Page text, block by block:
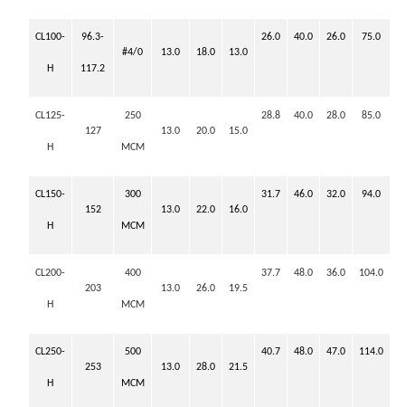
CL100-
H
96.3-
117.2
#4/0 13.0 18.0 13.0
26.0 40.0 26.0 75.0
CL125-
H
127
250
MCM
13.0 20.0 15.0
28.8 40.0 28.0 85.0
CL150-
H
152
300
MCM
13.0 22.0 16.0
31.7 46.0 32.0 94.0
CL200-
H
203
400
MCM
13.0 26.0 19.5
37.7 48.0 36.0 104.0
CL250-
H
253
500
MCM
13.0 28.0 21.5
40.7 48.0 47.0 114.0